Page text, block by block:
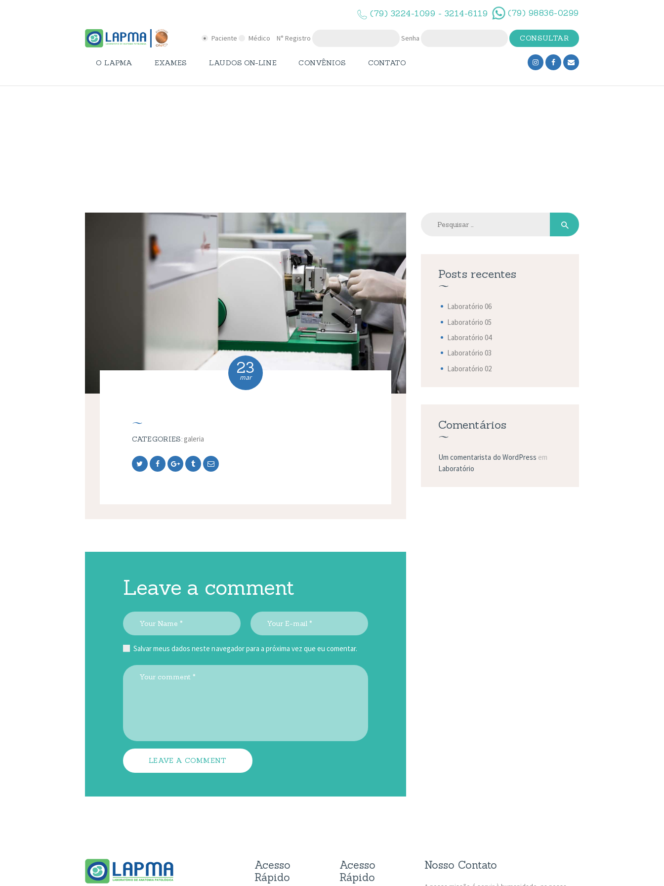
(79) 3224-1099 - 3214-6119 (79) 98836-0299
Paciente Médico N° Registro Senha
O LAPMA EXAMES LAUDOS ON-LINE CONVÊNIOS CONTATO
EXAMES
LAUDOS ON-
LINE
23
mar
CATEGORIES:galeria
Leave a comment
Salvar meus dados neste navegador para a próxima vez que eu comentar.
Posts recentes
Laboratório 06
Laboratório 05
Laboratório 04
Laboratório 03
Laboratório 02
Comentários
Um comentarista do WordPress em
Laboratório
Acesso
Rápido
Acesso
Rápido
Nosso Contato